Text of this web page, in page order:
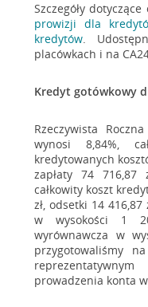
Szczegóły
prowizji dla
kredytów.
placówkach i na
Kredyt gotówkowy
Rzeczywista
wynosi 8,84%,
kredytowanych
zapłaty 74 716,87
całkowity koszt
zł, odsetki 14
w wysokości 1
wyrównawcza w
przygotowaliśmy
prowadzenia konta